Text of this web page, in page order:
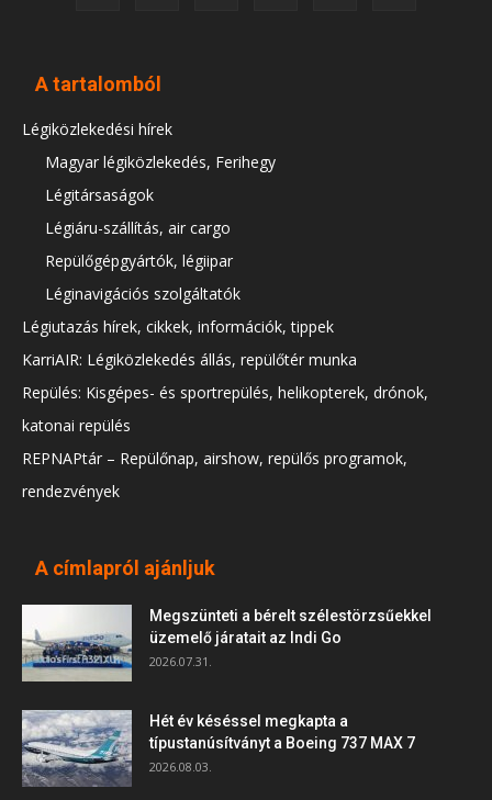
A tartalomból
Légiközlekedési hírek
Magyar légiközlekedés, Ferihegy
Légitársaságok
Légiáru-szállítás, air cargo
Repülőgépgyártók, légiipar
Léginavigációs szolgáltatók
Légiutazás hírek, cikkek, információk, tippek
KarriAIR: Légiközlekedés állás, repülőtér munka
Repülés: Kisgépes- és sportrepülés, helikopterek, drónok,
katonai repülés
REPNAPtár – Repülőnap, airshow, repülős programok,
rendezvények
A címlapról ajánljuk
Megszünteti a bérelt szélestörzsűekkel
üzemelő járatait az Indi Go
2026.07.31.
Hét év késéssel megkapta a
típustanúsítványt a Boeing 737 MAX 7
2026.08.03.